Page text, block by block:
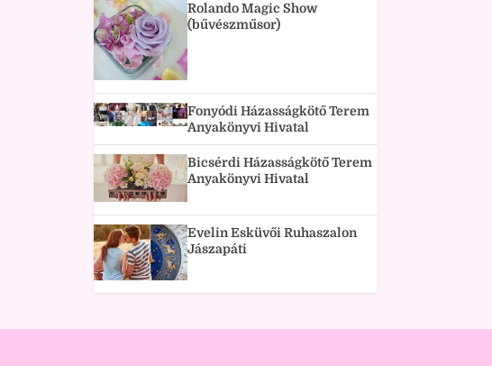
Rolando Magic Show
(bűvészműsor)
Fonyódi Házasságkötő Terem
Anyakönyvi Hivatal
Bicsérdi Házasságkötő Terem
Anyakönyvi Hivatal
Evelin Esküvői Ruhaszalon
Jászapáti